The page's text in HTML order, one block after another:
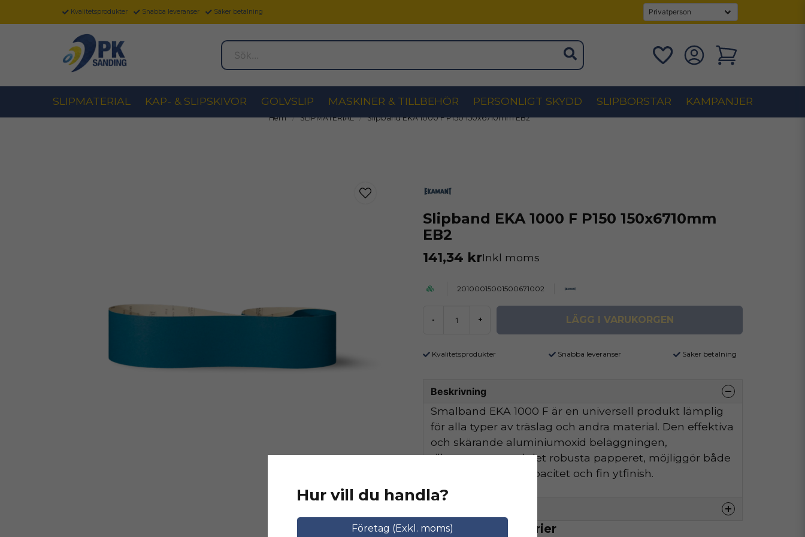
Kvalitetsprodukter Snabba leveranser Säker betalning
Sök...
SLIPMATERIAL KAP- & SLIPSKIVOR GOLVSLIP MASKINER & TILLBEHÖR PERSONLIGT SKYDD SLIPBORSTAR KAMPANJER
Hem SLIPMATERIAL Slipband EKA 1000 F P150 150x6710mm EB2
Slipband EKA 1000 F P150 150x6710mm
EB2
141,34 krInkl moms
20100015001500671002
- + LÄGG I VARUKORGEN
Kvalitetsprodukter Snabba leveranser Säker betalning
Beskrivning
Smalband EKA 1000 F är en universell produkt lämplig
för alla typer av träslag och andra material. Den effektiva
och skärande aluminiumoxid beläggningen,
tillsammans med det robusta papperet, möjliggör både
hög avverkningskapacitet och fin ytfinish.
Relaterade kategorier
Hur vill du handla?
Företag (Exkl. moms)